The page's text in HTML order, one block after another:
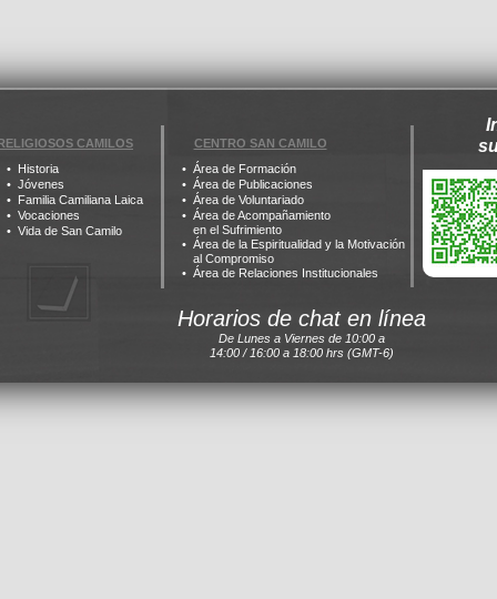
CAMILOS
Historia
Jóvenes
Familia Camiliana Laica
Vocaciones
Vida de San Camilo
CENTRO SAN CAMILO
Área de Formación
Área de Publicaciones
Área de Voluntariado
Área de Acompañamiento
en el Sufrimiento
Área de la Espiritualidad y la Motivación
al Compromiso
Área de Relaciones Institucionales
Horarios de chat en línea
De Lunes a Viernes de 10:00 a
14:00 / 16:00 a 18:00 hrs (GMT-6)